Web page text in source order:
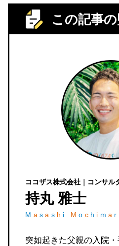
この記事
ココザス株式会社｜コンサル
持丸 雅士
M asa s h i Mo c h i m a r
突如起きた父親の入院